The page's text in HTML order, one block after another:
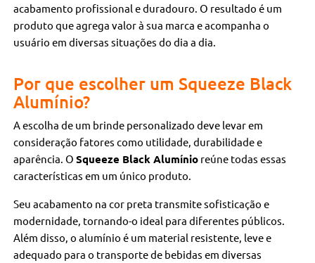
acabamento profissional e duradouro. O resultado é um
produto que agrega valor à sua marca e acompanha o
usuário em diversas situações do dia a dia.
Por que escolher um Squeeze Black
Alumínio?
A escolha de um brinde personalizado deve levar em
consideração fatores como utilidade, durabilidade e
aparência. OSqueeze Black Alumínio reúne todas essas
características em um único produto.
Seu acabamento na cor preta transmite sofisticação e
modernidade, tornando-o ideal para diferentes públicos.
Além disso, o alumínio é um material resistente, leve e
adequado para o transporte de bebidas em diversas